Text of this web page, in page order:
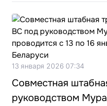
13 января 2026 07:34
Совместная
руководством